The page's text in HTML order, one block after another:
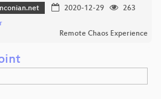
2020-12-29
263
Remote Chaos Experience